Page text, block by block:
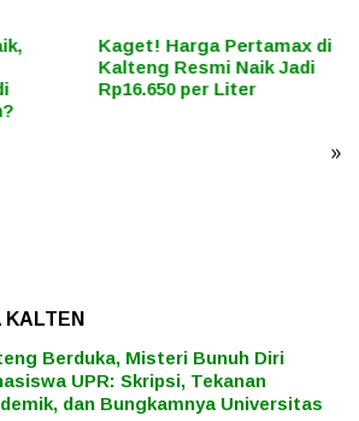
»
Kaget! Harga Pertamax di
Kalteng Resmi Naik Jadi
Rp16.650 per Liter
KALTEN
Berduka, Misteri Bunuh Diri
UPR: Skripsi, Tekanan
dan Bungkamnya Universitas